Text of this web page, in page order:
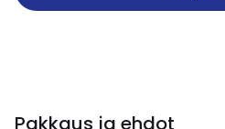
Pakkaus ja ehdot